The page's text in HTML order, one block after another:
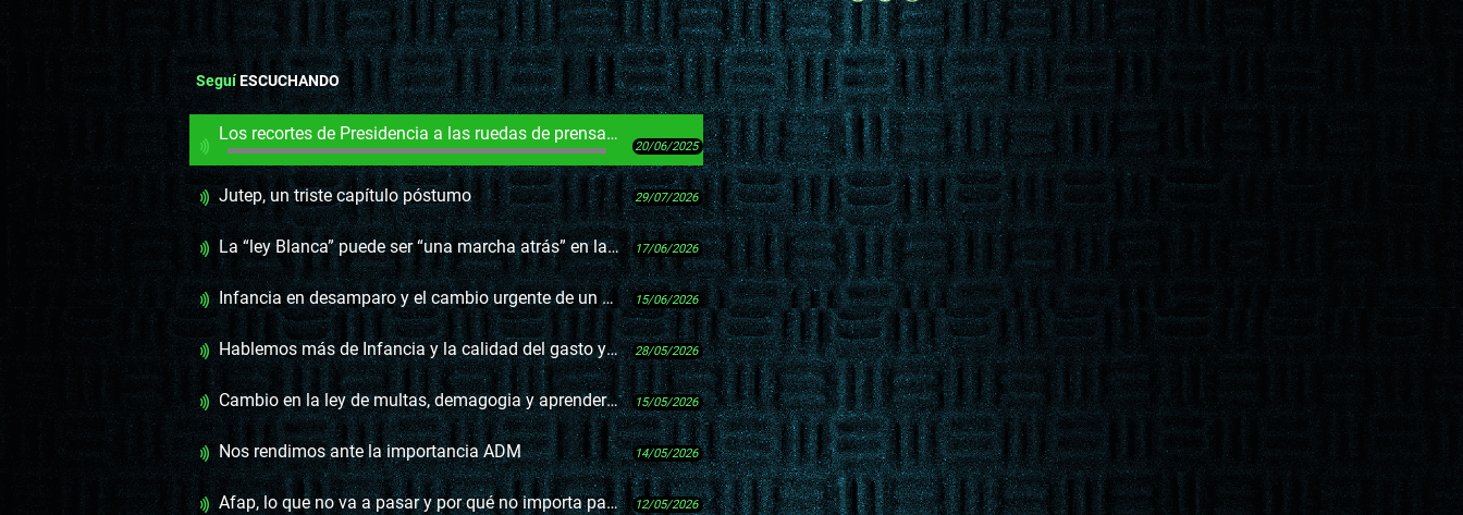
SeguíESCUCHANDO
Los recortes de Presidencia a las ruedas de prensa de Orsi
20/06/2025
Jutep, un triste capítulo póstumo 29/07/2026
La “ley Blanca” puede ser “una marcha atrás” en la protección de derechos de la infancia 17/06/2026
Infancia en desamparo y el cambio urgente de un Estado que repite ineficiencias 15/06/2026
Hablemos más de Infancia y la calidad del gasto y menos del gasto 0 28/05/2026
Cambio en la ley de multas, demagogia y aprender legislando 15/05/2026
Nos rendimos ante la importancia ADM 14/05/2026
Afap, lo que no va a pasar y por qué no importa para las jubilaciones 12/05/2026